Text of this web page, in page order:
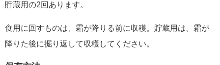
貯蔵用の2回あります。
食用に回すものは、霜が降りる前に収穫。貯蔵用は、霜が
降りた後に掘り返して収穫してください。